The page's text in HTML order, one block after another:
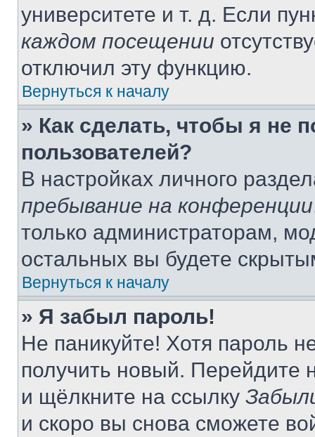
университете и т. д. Если
каждом посещении
отключил эту функцию.
Вернуться к началу
» Как сделать, чтобы я не
пользователей?
В настройках личного
пребывание на конференции
только администраторам,
остальных вы будете
Вернуться к началу
» Я забыл пароль!
Не паникуйте! Хотя пароль
получить новый. Перейдите
и щёлкните на ссылку
и скоро вы снова сможете